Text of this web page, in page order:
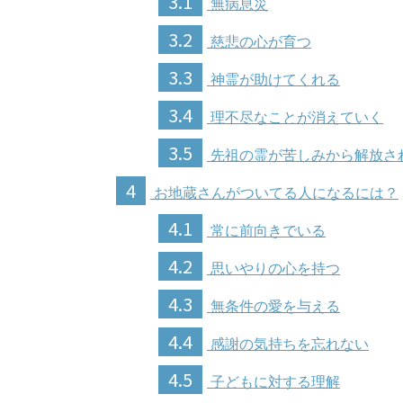
無病息災
3.2 慈悲の心が育つ
3.3 神霊が助けてくれる
3.4 理不尽なことが消えていく
3.5 先祖の霊が苦しみから解放さ
4 お地蔵さんがついてる人になるには？
4.1 常に前向きでいる
4.2 思いやりの心を持つ
4.3 無条件の愛を与える
4.4 感謝の気持ちを忘れない
4.5 子どもに対する理解